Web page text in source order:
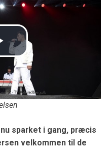
nu sparket i gang, præcis
velkommen til de